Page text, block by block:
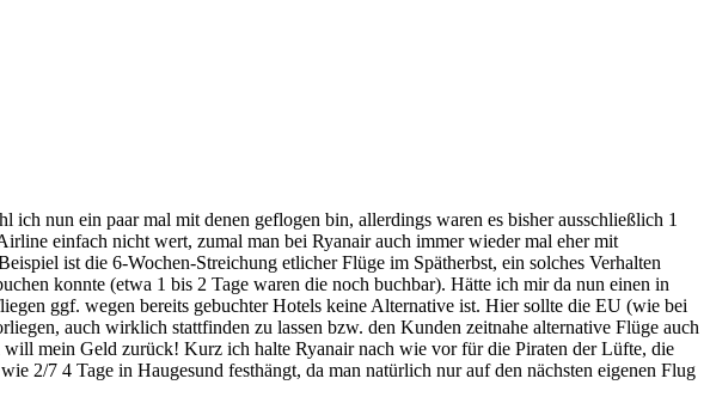
nun ein paar mal mit denen geflogen bin, allerdings waren es bisher ausschließlich 1
einfach nicht wert, zumal man bei Ryanair auch immer wieder mal eher mit
ist die 6-Wochen-Streichung etlicher Flüge im Spätherbst, ein solches Verhalten
konnte (etwa 1 bis 2 Tage waren die noch buchbar). Hätte ich mir da nun einen in
ggf. wegen bereits gebuchter Hotels keine Alternative ist. Hier sollte die EU (wie bei
auch wirklich stattfinden zu lassen bzw. den Kunden zeitnahe alternative Flüge auch
mein Geld zurück! Kurz ich halte Ryanair nach wie vor für die Piraten der Lüfte, die
2/7 4 Tage in Haugesund festhängt, da man natürlich nur auf den nächsten eigenen Flug